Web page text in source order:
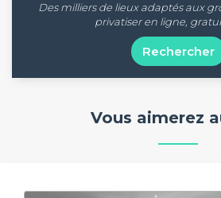
Des milliers de lieux adaptés aux
privatiser en ligne,
Rechercher
Vous aimerez